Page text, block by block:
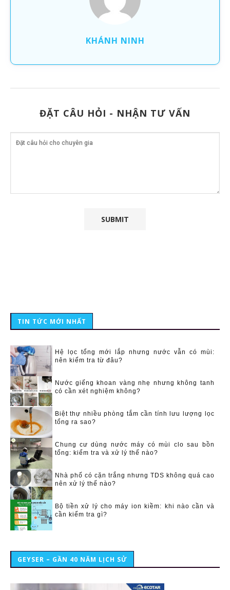
KHÁNH NINH
ĐẶT CÂU HỎI - NHẬN TƯ VẤN
TIN TỨC MỚI NHẤT
Hệ lọc tổng mới lắp nhưng nước vẫn có mùi:
nên kiểm tra từ đâu?
Nước giếng khoan vàng nhẹ nhưng không tanh
có cần xét nghiệm không?
Biệt thự nhiều phòng tắm cần tính lưu lượng lọc
tổng ra sao?
Chung cư dùng nước máy có mùi clo sau bồn
tổng: kiểm tra và xử lý thế nào?
Nhà phố có cặn trắng nhưng TDS không quá cao
nên xử lý thế nào?
Bộ tiền xử lý cho máy ion kiềm: khi nào cần và
cần kiểm tra gì?
GEYSER – GẦN 40 NĂM LỊCH SỬ